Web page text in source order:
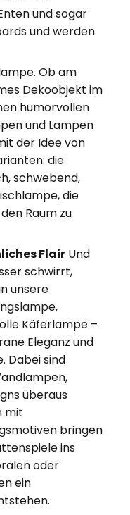
und sogar
und werden
Ob am
Dekoobjekt im
humorvollen
und Lampen
der Idee von
die
schwebend,
die
Raum zu
FlairUnd
schwirrt,
unsere
Käferlampe –
Eleganz und
Dabei sind
überaus
mit
bringen
ins
oder
ein